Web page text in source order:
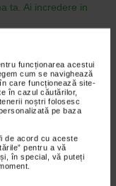
funcționarea acestui
cum se navighează
care funcționează site-
în cazul căutărilor,
noștri folosesc
pe baza
de acord cu aceste
pentru a vă
în special, vă puteți
ta. Ai incredere in
crea atat de multa
De asemenea,
atat de multa
din boala